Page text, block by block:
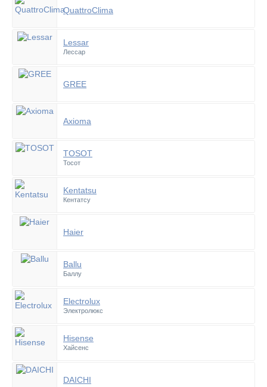
QuattroClima
Lessar
Лессар
GREE
Axioma
TOSOT
Тосот
Kentatsu
Кентатсу
Haier
Ballu
Баллу
Electrolux
Электролюкс
Hisense
Хайсенс
DAICHI